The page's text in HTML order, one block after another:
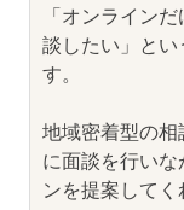
「オンライン
談したい」とい
す。
地域密着型の
に面談を行い
ンを提案してく